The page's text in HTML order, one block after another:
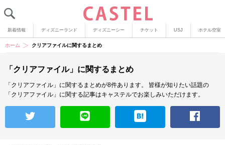
新着情報 ディズニーランド ディズニーシー チケット USJ ホテル空室
ホーム クリアファイルに関するまとめ
「クリアファイル」に関するまとめ
「クリアファイル」に関するまとめが8件あります。
皆様が知りたい話題の
「クリアファイル」に関する記事はキャステルでお楽しみいただけます。